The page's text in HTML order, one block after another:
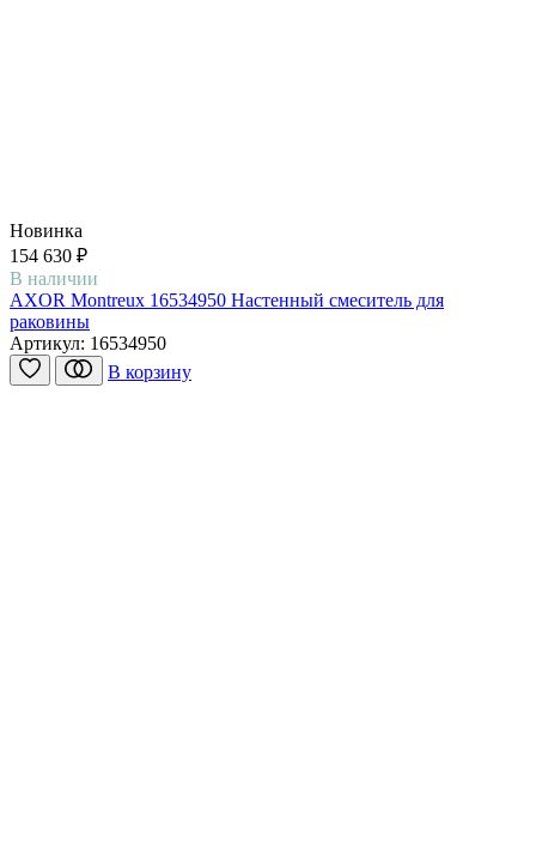
Новинка
154 630 ₽
В наличии
AXOR Montreux 16534950 Настенный смеситель для
раковины
Артикул: 16534950
В корзину